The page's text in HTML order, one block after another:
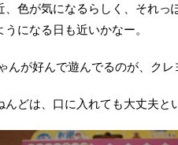
、色が気になるらしく、それ
うになる日も近いかなー。
んが好んで遊んでるのが、クレ
んどは、口に入れても大丈夫と